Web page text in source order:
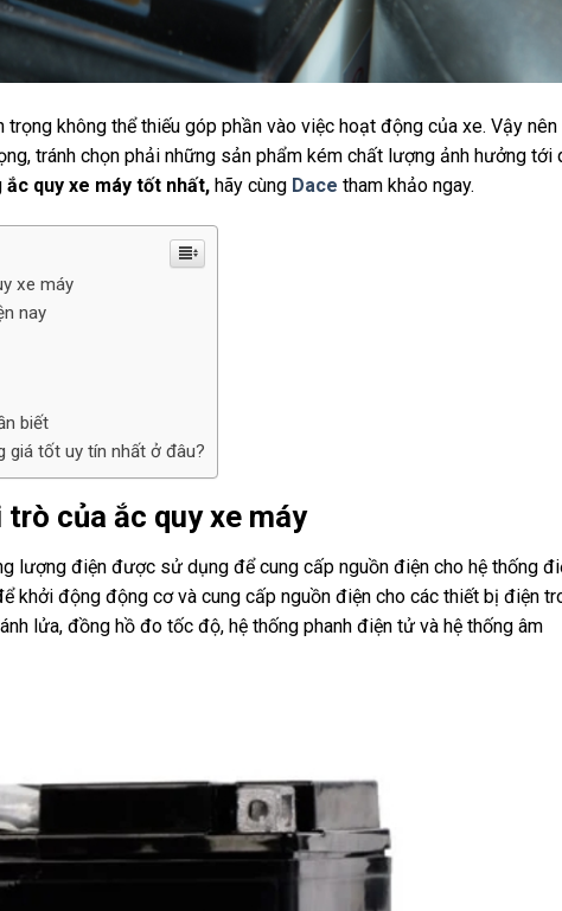
không thể thiếu góp phần vào việc hoạt động của xe. Vậy nên
tránh chọn phải những sản phẩm kém chất lượng ảnh hưởng tới
ắc quy xe máy tốt nhất, hãy cùng Dace tham khảo ngay.
xe máy
nay
biết
giá tốt uy tín nhất ở đâu?
của ắc quy xe máy
lượng điện được sử dụng để cung cấp nguồn điện cho hệ thống
khởi động động cơ và cung cấp nguồn điện cho các thiết bị điện
lửa, đồng hồ đo tốc độ, hệ thống phanh điện tử và hệ thống âm